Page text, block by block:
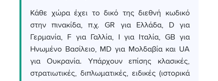
Κάθε χώρα έχει το δικό της διεθνή κωδικό
στην πινακίδα, π.χ. GR για Ελλάδα, D για
Γερμανία, F για Γαλλία, I για Ιταλία, GB για
Ηνωμένο Βασίλειο, MD για Μολδαβία και UA
για Ουκρανία. Υπάρχουν επίσης κλασικές,
στρατιωτικές, διπλωματικές, ειδικές (ιστορικά